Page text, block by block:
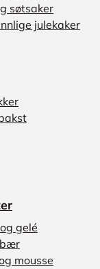
søtsaker
julekaker
gelé
bær
mousse